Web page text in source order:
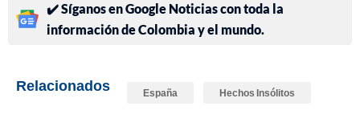
✔️ Síganos en Google Noticias con toda la
información de Colombia y el mundo.
Relacionados España Hechos Insólitos